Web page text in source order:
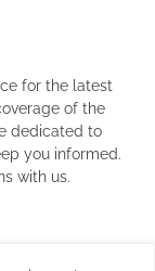
for the latest
of the
dedicated to
you informed.
with us.